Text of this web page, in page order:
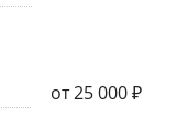
от 25 000 ₽